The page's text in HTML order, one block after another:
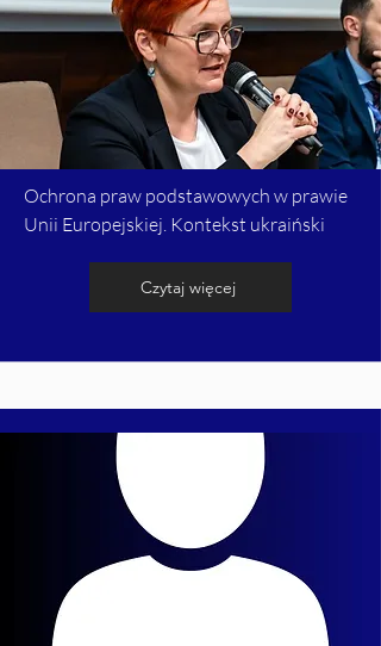
Ochrona praw podstawowych w prawie
Unii Europejskiej. Kontekst ukraiński
Czytaj więcej